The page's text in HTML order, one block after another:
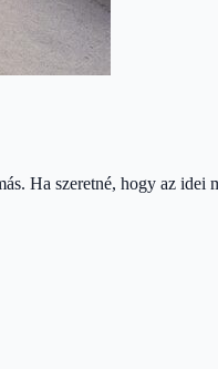
Ha szeretné, hogy az idei